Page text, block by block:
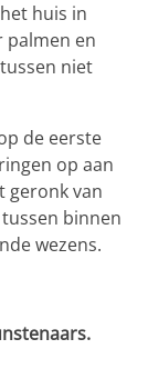
huis in
palmen en
niet
de eerste
op aan
geronk van
binnen
wezens.